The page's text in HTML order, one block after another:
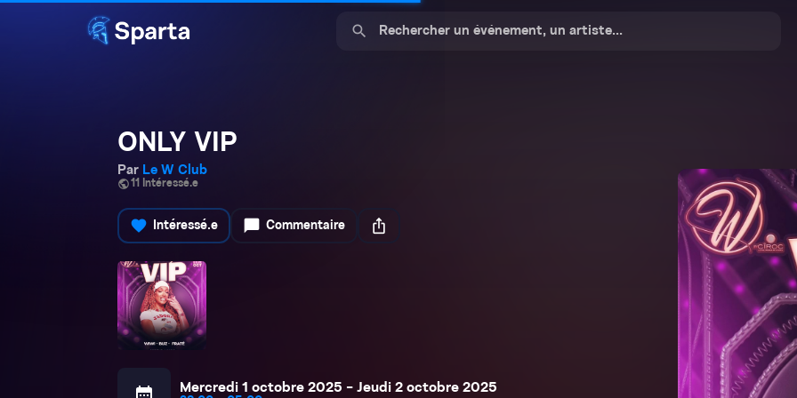
search
ONLY VIP
Par Le W Club
public11 Intéressé.e
favorite Intéressé.e chat_bubble Commentaire ios_share
Mercredi 1 octobre 2025 - Jeudi 2 octobre 2025